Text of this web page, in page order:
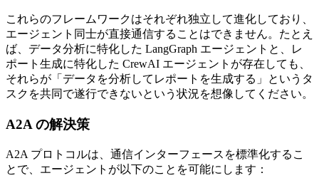
これらのフレームワークはそれぞれ独立して進化しており、
エージェント同士が直接通信することはできません。たとえ
ば、データ分析に特化した LangGraph エージェントと、レ
ポート生成に特化した CrewAI エージェントが存在しても、
それらが「データを分析してレポートを生成する」というタ
スクを共同で遂行できないという状況を想像してください。
A2A の解決策
A2A プロトコルは、通信インターフェースを標準化するこ
とで、エージェントが以下のことを可能にします：